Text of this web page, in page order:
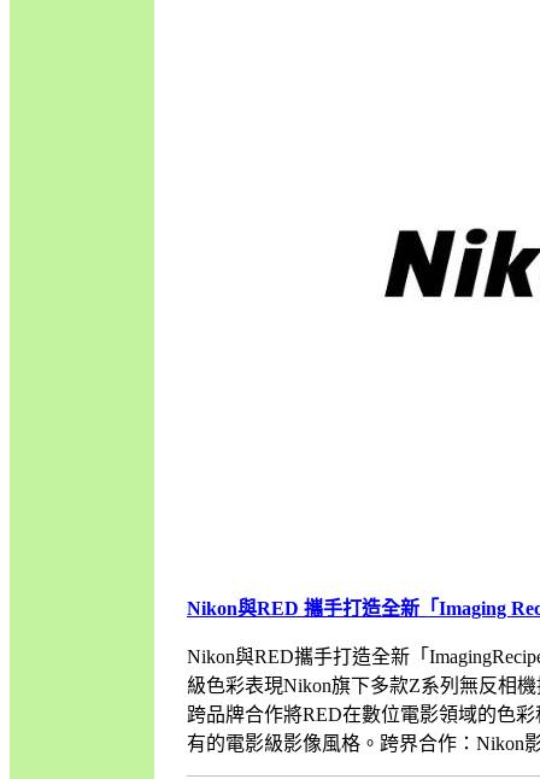
Nikon與RED 攜手打造全新「Imaging
Nikon與RED攜手打造全新「
級色彩表現Nikon旗下多款Z系列無反相
跨品牌合作將RED在數位電影領域的色
有的電影級影像風格。跨界合作：Nikon